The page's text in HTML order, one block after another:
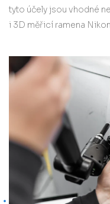
tyto účely jsou vhodné
i 3D měřicí ramena